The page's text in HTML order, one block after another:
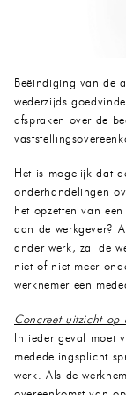
Beëindiging van de
wederzijds
afspraken over de
Het is mogelijk dat
onderhandelingen
het opzetten van
aan de werkgever?
ander werk, zal de
niet of niet meer
werknemer een
Concreet uitzicht op
In ieder geval moet
mededelingsplicht
werk. Als de